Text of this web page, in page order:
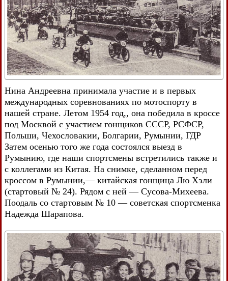
Нина Андреевна принимала участие и в первых
международных соревнованиях по мотоспорту в
нашей стране. Летом 1954 год,, она победила в кроссе
под Москвой с участием гонщиков СССР, РСФСР,
Польши, Чехословакии, Болгарии, Румынии, ГДР
Затем осенью того же года состоялся выезд в
Румынию, где наши спортсмены встретились также и
с коллегами из Китая. На снимке, сделанном перед
кроссом в Румынии,— китайская гонщица Лю Хэли
(стартовый № 24). Рядом с ней — Сусова-Михеева.
Поодаль со стартовым № 10 — советская спортсменка
Надежда Шарапова.